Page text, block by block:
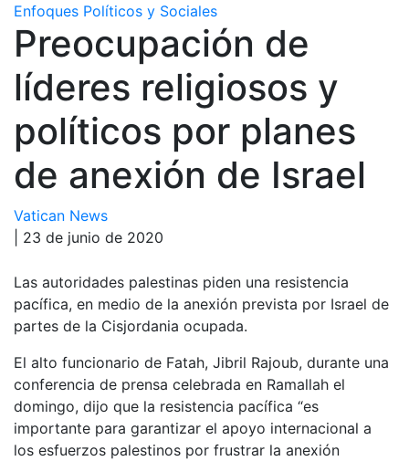
Enfoques Políticos y Sociales
Preocupación de
líderes religiosos y
políticos por planes
de anexión de Israel
Vatican News
| 23 de junio de 2020
Las autoridades palestinas piden una resistencia
pacífica, en medio de la anexión prevista por Israel de
partes de la Cisjordania ocupada.
El alto funcionario de Fatah, Jibril Rajoub, durante una
conferencia de prensa celebrada en Ramallah el
domingo, dijo que la resistencia pacífica “es
importante para garantizar el apoyo internacional a
los esfuerzos palestinos por frustrar la anexión